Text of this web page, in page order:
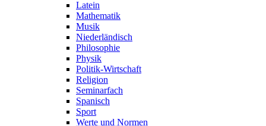
Latein
Mathematik
Musik
Niederländisch
Philosophie
Physik
Politik-Wirtschaft
Religion
Seminarfach
Spanisch
Sport
Werte und Normen